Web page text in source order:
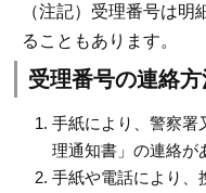
（注記）受理番号は
ることもあります。
受理番号の連絡
手紙により、警察署
理通知書」の連絡が
手紙や電話により、